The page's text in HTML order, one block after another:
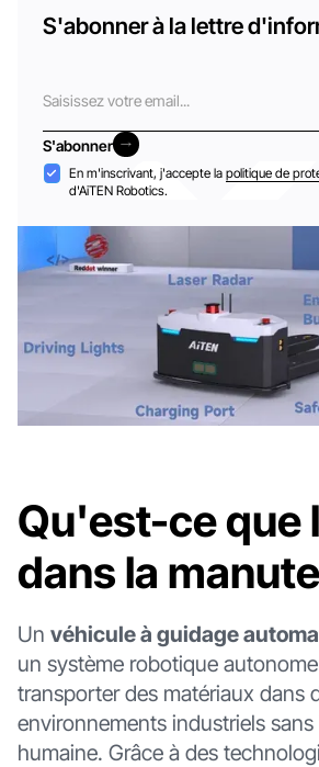
S'abonner à la lettre
S'abonner
S'abonner
Acceptation
En m'inscrivant, j'accepte la politique de
d'AiTEN Robotics.
Qu'est-ce que
dans la
Un véhicule à guidage
un système robotique
transporter des matériaux dans
environnements industriels
humaine. Grâce à des